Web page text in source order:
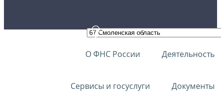
О ФНС России Деятельность
Сервисы и госуслуги Документы